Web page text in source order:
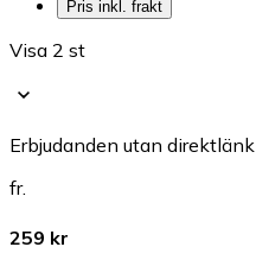
Pris inkl. frakt
Visa 2 st
Erbjudanden utan direktlänk
fr.
259 kr